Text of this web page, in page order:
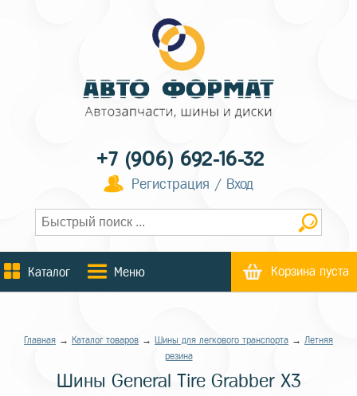
+7 (906) 692-16-32
Регистрация / Вход
Каталог Меню Корзина пуста
Главная → Каталог товаров → Шины для легкового транспорта → Летняя
резина
Шины General Tire Grabber X3